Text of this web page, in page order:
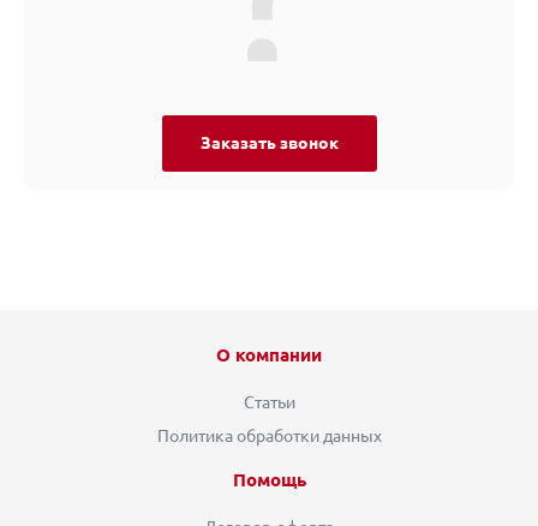
Заказать звонок
О компании
Статьи
Политика обработки данных
Помощь